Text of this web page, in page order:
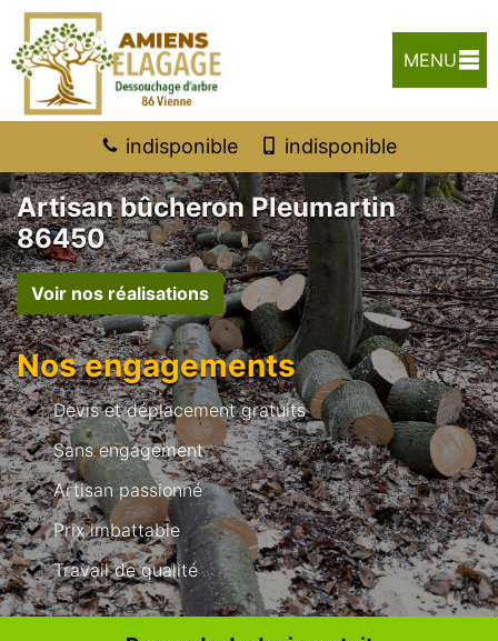
MENU
indisponible indisponible
Artisan bûcheron Pleumartin
86450
Voir nos réalisations
Nos engagements
Devis et déplacement gratuits
Sans engagement
Artisan passionné
Prix imbattable
Travail de qualité